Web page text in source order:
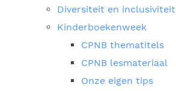
Diversiteit en inclusiviteit
Kinderboekenweek
CPNB thematitels
CPNB lesmateriaal
Onze eigen tips